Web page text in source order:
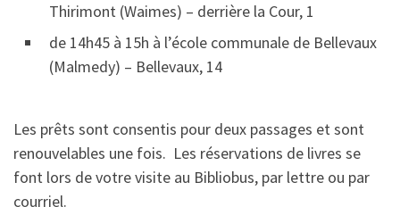
Thirimont (Waimes) – derrière la Cour, 1
de 14h45 à 15h à l’école communale de Bellevaux
(Malmedy) – Bellevaux, 14
Les prêts sont consentis pour deux passages et sont
renouvelables une fois. Les réservations de livres se
font lors de votre visite au Bibliobus, par lettre ou par
courriel.